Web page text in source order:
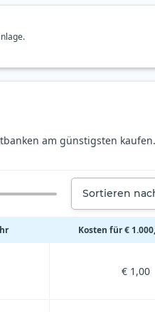
am günstigsten kaufen.
Sortieren
Kosten für €
€ 1,00